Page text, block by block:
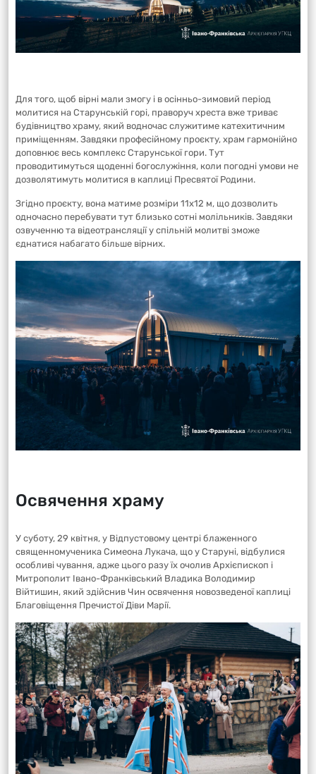
Для того, щоб вірні мали змогу і в осінньо-зимовий період
молитися на Старунській горі, праворуч хреста вже триває
будівництво храму, який водночас служитиме катехитичним
приміщенням. Завдяки професійному проєкту, храм гармонійно
доповнює весь комплекс Старунської гори. Тут
проводитимуться щоденні богослужіння, коли погодні умови не
дозволятимуть молитися в каплиці Пресвятої Родини.
Згідно проєкту, вона матиме розміри 11х12 м, що дозволить
одночасно перебувати тут близько сотні молільників. Завдяки
озвученню та відеотрансляції у спільній молитві зможе
єднатися набагато більше вірних.
Освячення храму
У суботу, 29 квітня, у Відпустовому центрі блаженного
священномученика Симеона Лукача, що у Старуні, відбулися
особливі чування, адже цього разу їх очолив Архієпископ і
Митрополит Івано-Франківський Владика Володимир
Війтишин, який здійснив Чин освячення новозведеної каплиці
Благовіщення Пречистої Діви Марії.